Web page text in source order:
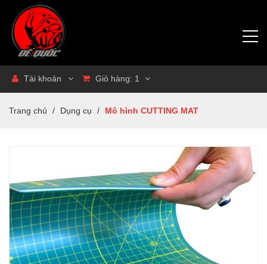
Tài khoản Giỏ hàng: 1
Trang chủ / Dụng cụ / Mô hình CUTTING MAT